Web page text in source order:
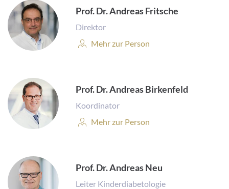
Prof. Dr. Andreas Fritsche
Direktor
Person
Mehr zur Person
Prof. Dr. Andreas Birkenfeld
Koordinator
Person
Mehr zur Person
Prof. Dr. Andreas Neu
Leiter Kinderdiabetologie